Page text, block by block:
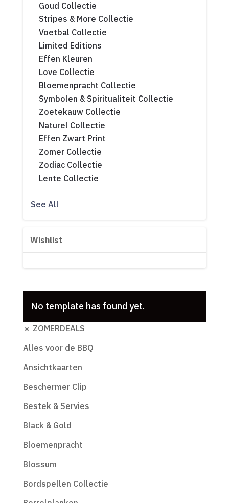
Goud Collectie
Stripes & More Collectie
Voetbal Collectie
Limited Editions
Effen Kleuren
Love Collectie
Bloemenpracht Collectie
Symbolen & Spiritualiteit Collectie
Zoetekauw Collectie
Naturel Collectie
Effen Zwart Print
Zomer Collectie
Zodiac Collectie
Lente Collectie
See All
Wishlist
No template has found yet.
Productcategorieën
☀️ ZOMERDEALS
Alles voor de BBQ
Ansichtkaarten
Beschermer Clip
Bestek & Servies
Black & Gold
Bloemenpracht
Blossum
Bordspellen Collectie